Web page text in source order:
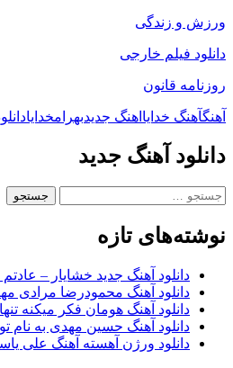
ورزش و زندگی
دانلود فیلم خارجی
روزنامه قانون
آهنگآهنگ خدایا اهنگ جدیدبهرامخدایا
دانلود آهنگ جدید
جستجو
نوشته‌های تازه
دانلود آهنگ جدید خشایار –
دانلود آهنگ محمودرضا مرادی
دانلود آهنگ هومان فکر میکنه
دانلود آهنگ حسین مهدی به نام
دانلود ورژن آهسته آهنگ علی